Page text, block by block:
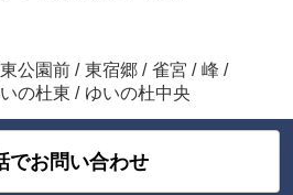
公園前 / 東宿郷 / 雀宮 / 峰 /
の杜東 / ゆいの杜中央
でお問い合わせ